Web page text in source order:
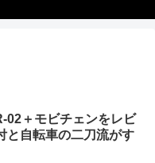
02＋モビチェンをレビ
と自転車の二刀流がす